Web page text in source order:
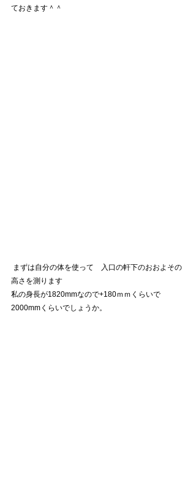
ておきます＾＾
高さを測ります
私の身長が1820mmなので+180ｍｍくらいで
2000mmくらいでしょうか。